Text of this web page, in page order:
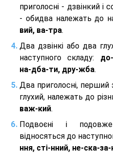
приголосні - дзвінкий і
- обидва належать до
вий, ва-тра.
Два дзвінкі або два
наступного складу:
на-дба-ти, дру-жба.
Два приголосні, перший
глухий, належать до
важ-кий.
Подвоєні і
відносяться до
ння, сті-нний, не-ска-